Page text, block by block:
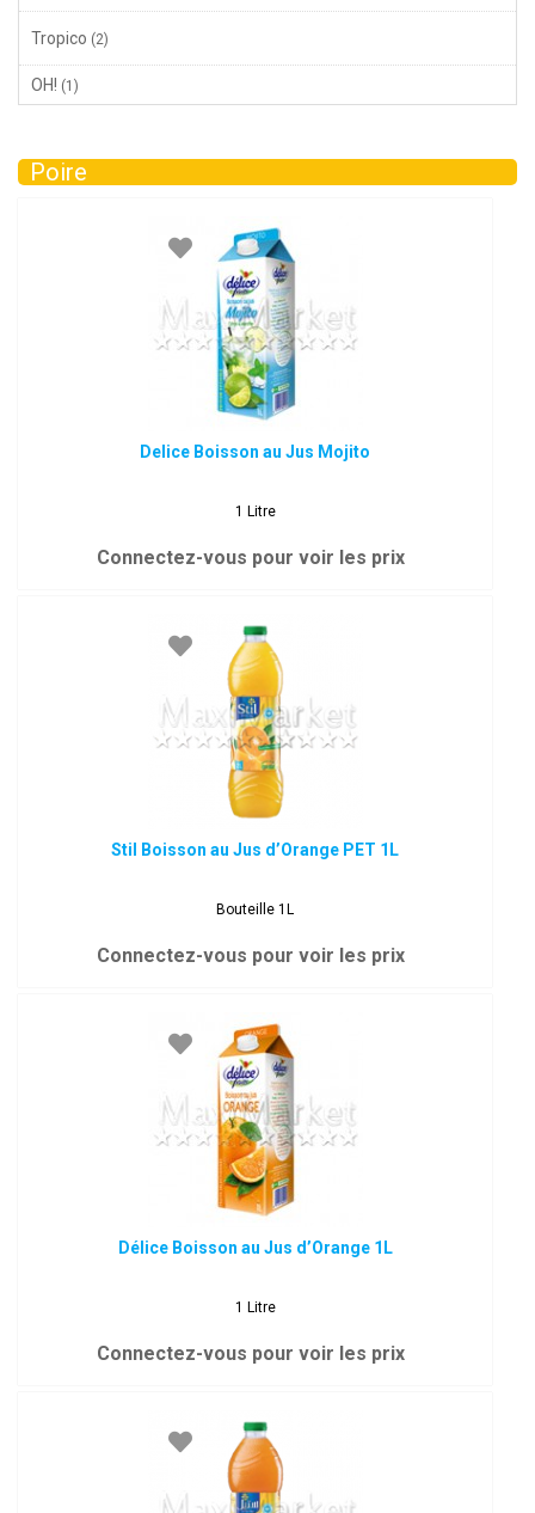
Tropico (2)
OH! (1)
Poire
Delice Boisson au Jus Mojito
1 Litre
Connectez-vous pour voir les prix
Stil Boisson au Jus d’Orange PET 1L
Bouteille 1L
Connectez-vous pour voir les prix
Délice Boisson au Jus d’Orange 1L
1 Litre
Connectez-vous pour voir les prix